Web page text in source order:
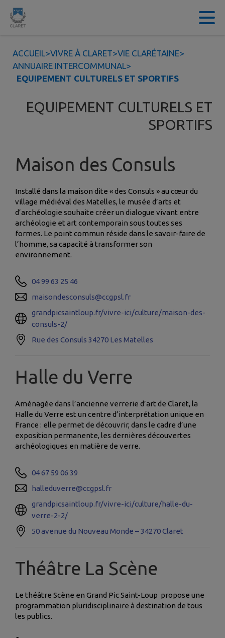
Contenu
ACCUEIL>VIVRE À CLARET>VIE CLARÉTAINE>
ANNUAIRE INTERCOMMUNAL>
EQUIPEMENT CULTURELS ET SPORTIFS
EQUIPEMENT CULTURELS ET
SPORTIFS
Maison des Consuls
Installé dans la maison dite « des Consuls » au cœur du
village médiéval des Matelles, le musée d’arts et
d’archéologie souhaite créer un dialogue vivant entre
archéologie et art contemporain sous toutes ses
formes. Le point commun réside dans le savoir-faire de
l’homme, sa capacité à transformer son
environnement.
04 99 63 25 46
maisondesconsuls@ccgpsl.fr
grandpicsaintloup.fr/vivre-ici/culture/maison-des-
consuls-2/
Rue des Consuls 34270 Les Matelles
Halle du Verre
Aménagée dans l’ancienne verrerie d’art de Claret, la
Halle du Verre est un centre d’interprétation unique en
France : elle permet de découvrir, dans le cadre d’une
exposition permanente, les dernières découvertes
archéologiques en matière de verre.
04 67 59 06 39
halleduverre@ccgpsl.fr
grandpicsaintloup.fr/vivre-ici/culture/halle-du-
verre-2-2/
50 avenue du Nouveau Monde – 34270 Claret
Théâtre La Scène
Le théâtre Scène en Grand Pic Saint-Loup propose une
programmation pluridisciplinaire à destination de tous
les publics.